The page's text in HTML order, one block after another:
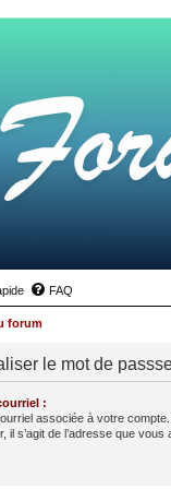
FAQ
forum
le mot de
:
associée à votre
il s’agit de l’adresse que